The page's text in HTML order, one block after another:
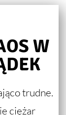
W
trudne.
ciężar